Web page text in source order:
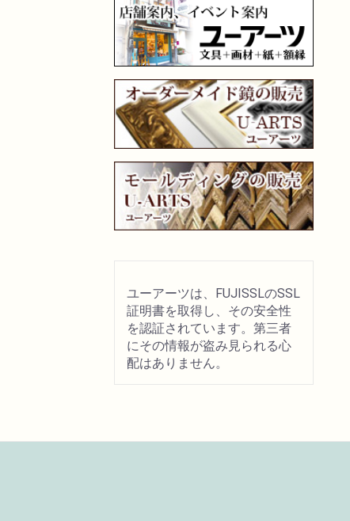
ユーアーツは、FUJISSLのSSL
証明書を取得し、その安全性
を認証されています。第三者
にその情報が盗み見られる心
配はありません。